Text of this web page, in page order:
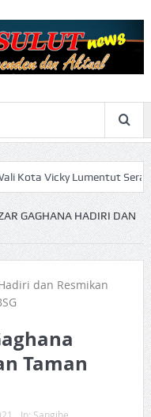
Lumentut Serahkan LKPD
GAGHANA HADIRI DAN
Taman